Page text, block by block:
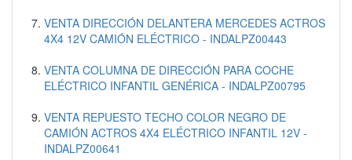
VENTA DIRECCIÓN DELANTERA MERCEDES ACTROS
4X4 12V CAMIÓN ELÉCTRICO - INDALPZ00443
VENTA COLUMNA DE DIRECCIÓN PARA COCHE
ELÉCTRICO INFANTIL GENÉRICA - INDALPZ00795
VENTA REPUESTO TECHO COLOR NEGRO DE
CAMIÓN ACTROS 4X4 ELÉCTRICO INFANTIL 12V -
INDALPZ00641